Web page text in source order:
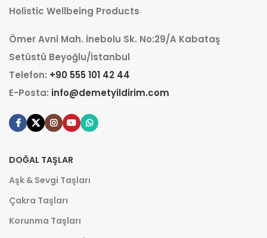
Holistic Wellbeing Products
Ömer Avni Mah. İnebolu Sk. No:29/A Kabataş
Setüstü Beyoğlu/İstanbul
Telefon: +90 555 101 42 44
E-Posta: info@demetyildirim.com
DOĞAL TAŞLAR
Aşk & Sevgi Taşları
Çakra Taşları
Korunma Taşları